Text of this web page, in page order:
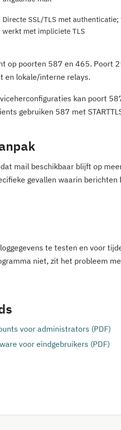
Directe SSL/TLS met
werkt met impliciete TLS
op poorten 587 en 465. Poort
en lokale/interne relays.
kan poort
gebruiken 587 met
mail beschikbaar blijft op
gevallen waarin
te testen en voor
niet, zit het probleem
voor administrators (PDF)
voor eindgebruikers (PDF)